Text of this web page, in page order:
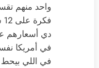
‏دي أسعارهم
في أمريكا
في اللي بيحط